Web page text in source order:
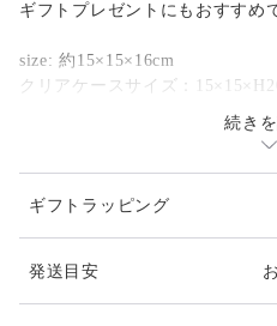
ギフトプレゼントにもおすすめ
size: 約15×15×16cm
クリアケースサイズ：
続き
ギフトラッピング
発送目安